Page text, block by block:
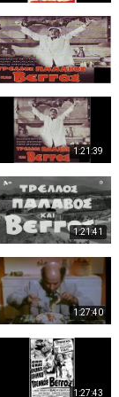
1:21:39
1:21:41
1:27:40
1:27:43